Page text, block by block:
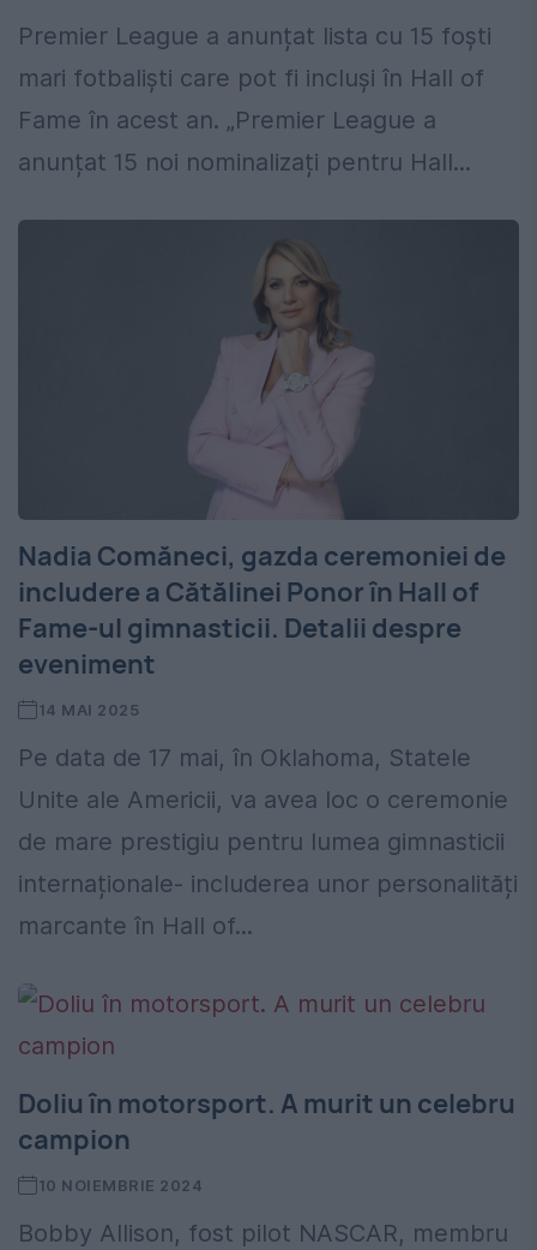
Premier League a anunțat lista cu 15 foști
mari fotbaliști care pot fi incluși în Hall of
Fame în acest an. „Premier League a
anunțat 15 noi nominalizați pentru Hall...
Nadia Comăneci, gazda ceremoniei de
includere a Cătălinei Ponor în Hall of
Fame-ul gimnasticii. Detalii despre
eveniment
14 MAI 2025
Pe data de 17 mai, în Oklahoma, Statele
Unite ale Americii, va avea loc o ceremonie
de mare prestigiu pentru lumea gimnasticii
internaționale- includerea unor personalități
marcante în Hall of...
Doliu în motorsport. A murit un celebru
campion
10 NOIEMBRIE 2024
Bobby Allison, fost pilot NASCAR, membru